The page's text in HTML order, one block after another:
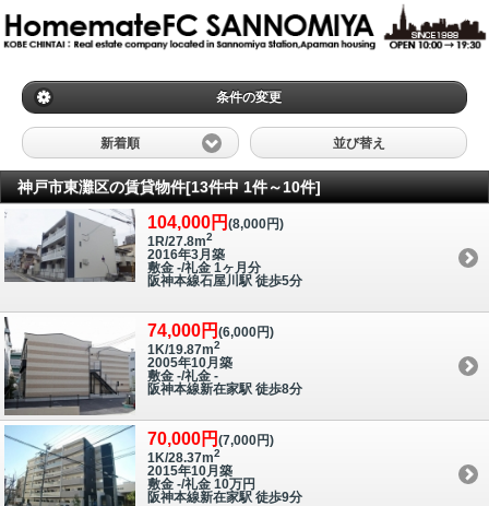
条件の変更
新着順 並び替え
神戸市東灘区の賃貸物件[13件中 1件～10件]
104,000円 (8,000円)
1R/27.8m2
2016年3月築
敷金 -/礼金 1ヶ月分
阪神本線石屋川駅 徒歩5分
74,000円 (6,000円)
1K/19.87m2
2005年10月築
敷金 -/礼金 -
阪神本線新在家駅 徒歩8分
70,000円 (7,000円)
1K/28.37m2
2015年10月築
敷金 -/礼金 10万円
阪神本線新在家駅 徒歩9分